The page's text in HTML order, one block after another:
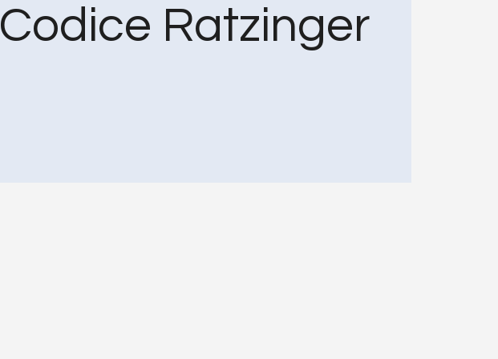
Codice Ratzinger